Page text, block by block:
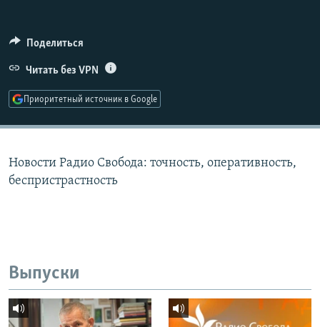
ПОДПИШИТЕСЬ НА РАССЫЛКУ
СОЦИАЛЬНЫЕ СЕТИ
Поделиться
Читать без VPN
Приоритетный источник в Google
Новости Радио Свобода: точность, оперативность,
беспристрастность
Выпуски